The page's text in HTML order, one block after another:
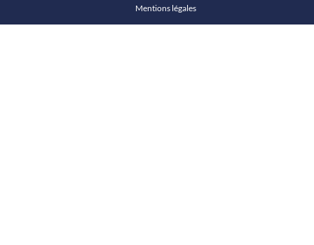
Mentions légales